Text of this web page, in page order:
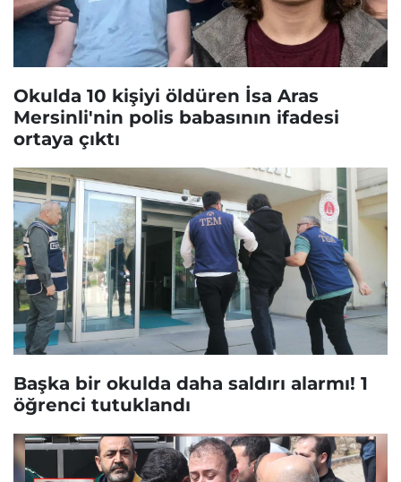
Okulda 10 kişiyi öldüren İsa Aras
Mersinli'nin polis babasının ifadesi
ortaya çıktı
Başka bir okulda daha saldırı alarmı! 1
öğrenci tutuklandı